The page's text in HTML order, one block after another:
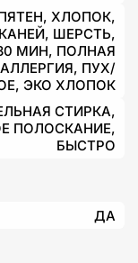
ХЛОПОК,
ШЕРСТЬ,
МИН, ПОЛНАЯ
ПУХ/
ЭКО ХЛОПОК
СТИРКА,
ПОЛОСКАНИЕ,
БЫСТРО
ДА